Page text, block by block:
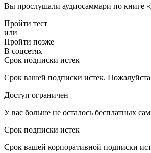
Вы прослушали аудиосаммари по книге
Пройти тест
или
Пройти позже
В соцсетях
Срок подписки истек
Срок вашей подписки истек.
Доступ ограничен
У вас больше не осталось бесплатных
Срок подписки истек
Срок вашей корпоративной подписки